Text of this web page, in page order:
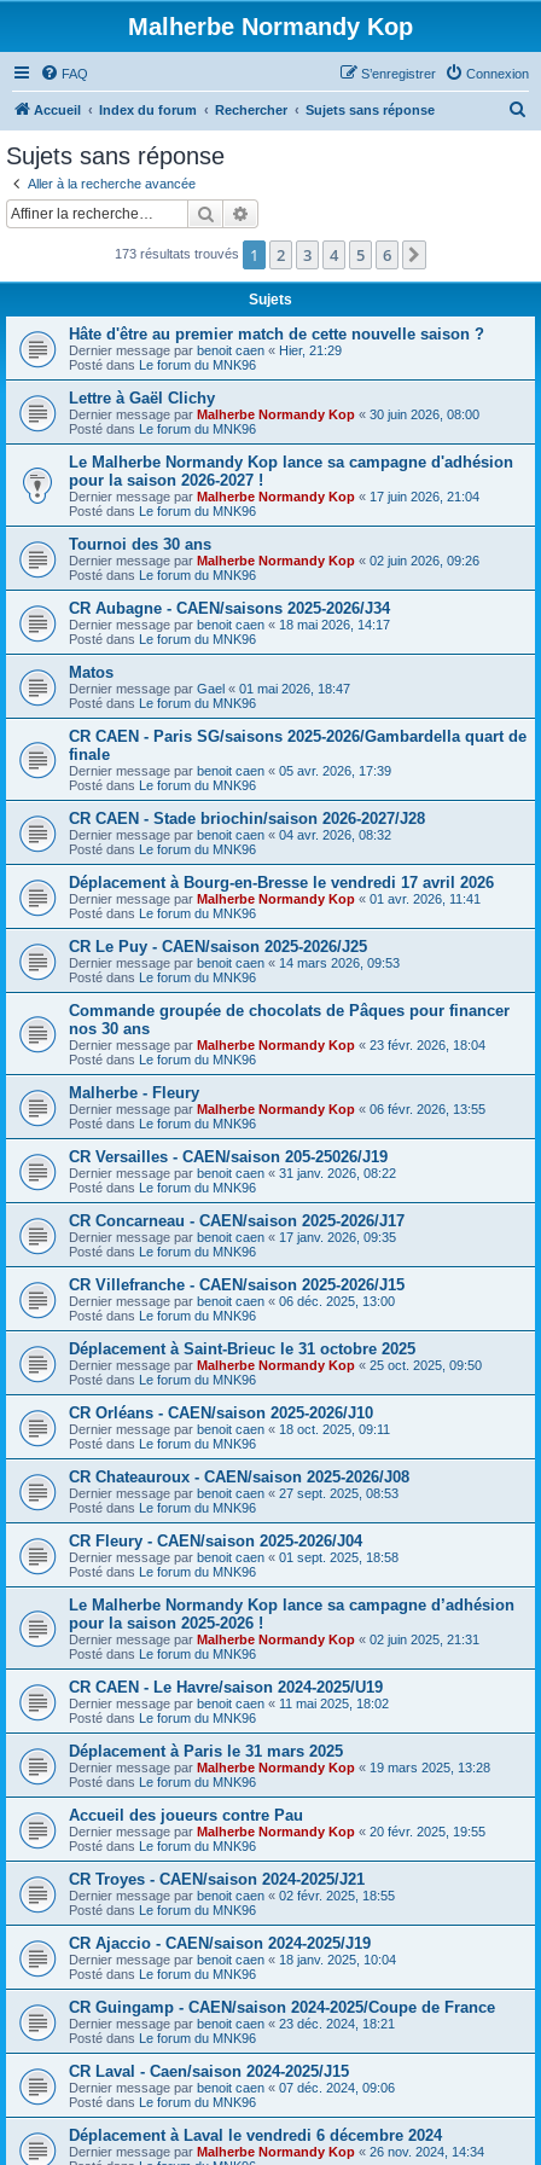
Malherbe Normandy Kop
FAQ Connexion
S’enregistrer
Accueil Index du forum Rechercher Sujets sans réponse
c
Sujets sans réponse
Aller à la recherche avancée
Rechercher
173 résultats trouvés 1 2 3 4 5 6
Sujets
Hâte d'être au premier match de cette nouvelle saison ?
Dernier message par benoit caen « Hier, 21:29
Posté dans Le forum du MNK96
Lettre à Gaël Clichy
Dernier message par Malherbe Normandy Kop « 30 juin 2026, 08:00
Posté dans Le forum du MNK96
Le Malherbe Normandy Kop lance sa campagne d'adhésion
pour la saison 2026-2027 !
Dernier message par Malherbe Normandy Kop « 17 juin 2026, 21:04
Posté dans Le forum du MNK96
Tournoi des 30 ans
Dernier message par Malherbe Normandy Kop « 02 juin 2026, 09:26
Posté dans Le forum du MNK96
CR Aubagne - CAEN/saisons 2025-2026/J34
Dernier message par benoit caen « 18 mai 2026, 14:17
Posté dans Le forum du MNK96
Matos
Dernier message par Gael « 01 mai 2026, 18:47
Posté dans Le forum du MNK96
CR CAEN - Paris SG/saisons 2025-2026/Gambardella quart de
finale
Dernier message par benoit caen « 05 avr. 2026, 17:39
Posté dans Le forum du MNK96
CR CAEN - Stade briochin/saison 2026-2027/J28
Dernier message par benoit caen « 04 avr. 2026, 08:32
Posté dans Le forum du MNK96
Déplacement à Bourg-en-Bresse le vendredi 17 avril 2026
Dernier message par Malherbe Normandy Kop « 01 avr. 2026, 11:41
Posté dans Le forum du MNK96
CR Le Puy - CAEN/saison 2025-2026/J25
Dernier message par benoit caen « 14 mars 2026, 09:53
Posté dans Le forum du MNK96
Commande groupée de chocolats de Pâques pour financer
nos 30 ans
Dernier message par Malherbe Normandy Kop « 23 févr. 2026, 18:04
Posté dans Le forum du MNK96
Malherbe - Fleury
Dernier message par Malherbe Normandy Kop « 06 févr. 2026, 13:55
Posté dans Le forum du MNK96
CR Versailles - CAEN/saison 205-25026/J19
Dernier message par benoit caen « 31 janv. 2026, 08:22
Posté dans Le forum du MNK96
CR Concarneau - CAEN/saison 2025-2026/J17
Dernier message par benoit caen « 17 janv. 2026, 09:35
Posté dans Le forum du MNK96
CR Villefranche - CAEN/saison 2025-2026/J15
Dernier message par benoit caen « 06 déc. 2025, 13:00
Posté dans Le forum du MNK96
Déplacement à Saint-Brieuc le 31 octobre 2025
Dernier message par Malherbe Normandy Kop « 25 oct. 2025, 09:50
Posté dans Le forum du MNK96
CR Orléans - CAEN/saison 2025-2026/J10
Dernier message par benoit caen « 18 oct. 2025, 09:11
Posté dans Le forum du MNK96
CR Chateauroux - CAEN/saison 2025-2026/J08
Dernier message par benoit caen « 27 sept. 2025, 08:53
Posté dans Le forum du MNK96
CR Fleury - CAEN/saison 2025-2026/J04
Dernier message par benoit caen « 01 sept. 2025, 18:58
Posté dans Le forum du MNK96
Le Malherbe Normandy Kop lance sa campagne d’adhésion
pour la saison 2025-2026 !
Dernier message par Malherbe Normandy Kop « 02 juin 2025, 21:31
Posté dans Le forum du MNK96
CR CAEN - Le Havre/saison 2024-2025/U19
Dernier message par benoit caen « 11 mai 2025, 18:02
Posté dans Le forum du MNK96
Déplacement à Paris le 31 mars 2025
Dernier message par Malherbe Normandy Kop « 19 mars 2025, 13:28
Posté dans Le forum du MNK96
Accueil des joueurs contre Pau
Dernier message par Malherbe Normandy Kop « 20 févr. 2025, 19:55
Posté dans Le forum du MNK96
CR Troyes - CAEN/saison 2024-2025/J21
Dernier message par benoit caen « 02 févr. 2025, 18:55
Posté dans Le forum du MNK96
CR Ajaccio - CAEN/saison 2024-2025/J19
Dernier message par benoit caen « 18 janv. 2025, 10:04
Posté dans Le forum du MNK96
CR Guingamp - CAEN/saison 2024-2025/Coupe de France
Dernier message par benoit caen « 23 déc. 2024, 18:21
Posté dans Le forum du MNK96
CR Laval - Caen/saison 2024-2025/J15
Dernier message par benoit caen « 07 déc. 2024, 09:06
Posté dans Le forum du MNK96
Déplacement à Laval le vendredi 6 décembre 2024
Dernier message par Malherbe Normandy Kop « 26 nov. 2024, 14:34